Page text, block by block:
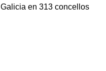
Galicia en 313 concellos